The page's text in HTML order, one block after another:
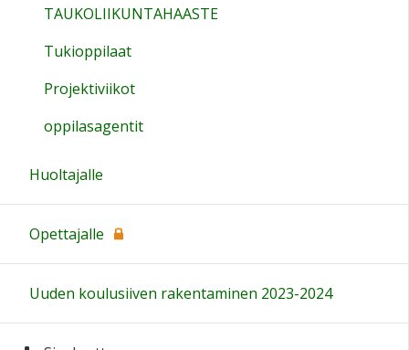
TAUKOLIIKUNTAHAASTE
Tukioppilaat
Projektiviikot
oppilasagentit
Huoltajalle
Opettajalle
Uuden koulusiiven rakentaminen 2023-2024